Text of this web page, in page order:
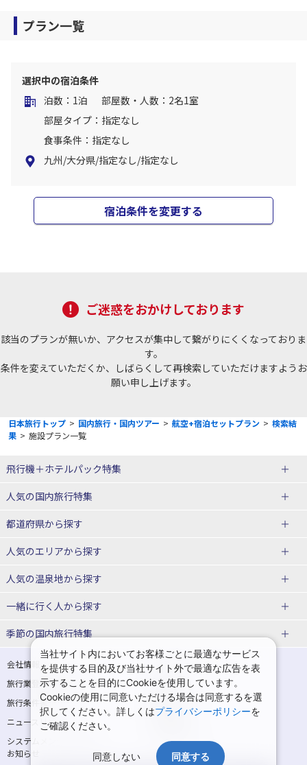
プラン一覧
選択中の宿泊条件
泊数：1泊
部屋数・人数：2名1室
部屋タイプ：指定なし
食事条件：指定なし
九州/大分県/指定なし/指定なし
宿泊条件を変更する
ご迷惑をおかけしております
該当のプランが無いか、アクセスが集中して繋がりにくくなっておりま
す。
条件を変えていただくか、しばらくして再検索していただけますようお
願い申し上げます。
日本旅行トップ > 国内旅行・国内ツアー > 航空+宿泊セットプラン > 検索結
果 > 施設プラン一覧
飛行機＋ホテルパック特集
赤い風船ダイナミックパッケージ
ＪＡＬで行く飛行機+ホテルパック
人気の国内旅行特集
東京ディズニーリゾート®への旅
ユニバーサル・スタジオ・ジャパ
都道府県から探す
北海道旅行・ツアー
東北
青森旅行・ツアー
宮城旅行・ツアー
秋田旅行・ツアー
山形旅行・ツアー
福島旅行・ツアー
関東
東京旅行・ツアー
埼玉旅行・ツアー
千葉旅行・ツアー
人気のエリアから探す
函館旅行
仙台旅行
那須旅行
日光旅行
小笠原旅行
神津島旅行
青ヶ島旅行
人気の温泉地から探す
北海道
湯の川温泉(北海道)
十勝川温泉(北海道)
阿寒湖温泉(北海道)
洞爺湖温泉(北海道)
川湯温泉(北海道)
層雲峡温泉(北海道)
知床温泉(北海道)
花巻温泉(岩手)
蔵王温泉(山形)
一緒に行く人から探す
一人旅 国内版
カップル・夫婦旅行 国内版
女子旅 国内版
卒業旅行・学生旅行 国内版
季節の国内旅行特集
桜・お花見特集
ゴールデンウィーク（GW）の国内
旅行
夏休み・お盆の国内旅行
7月の国内旅行
8月の国内旅行
10月の国内旅行
11月の国内旅行
会社情報
プライバシーポリシー
旅行業登録票・約款
規約集
旅行条件書
商標について
ニュースリリース
システムメンテナンスの
お知らせ
サイトマップ
当社サイト内においてお客様ごとに最適なサービス
を提供する目的及び当社サイト外で最適な広告を表
示することを目的にCookieを使用しています。
Cookieの使用に同意いただける場合は同意するを選
択してください。詳しくはプライバシーポリシーを
ご確認ください。
同意しない 同意する